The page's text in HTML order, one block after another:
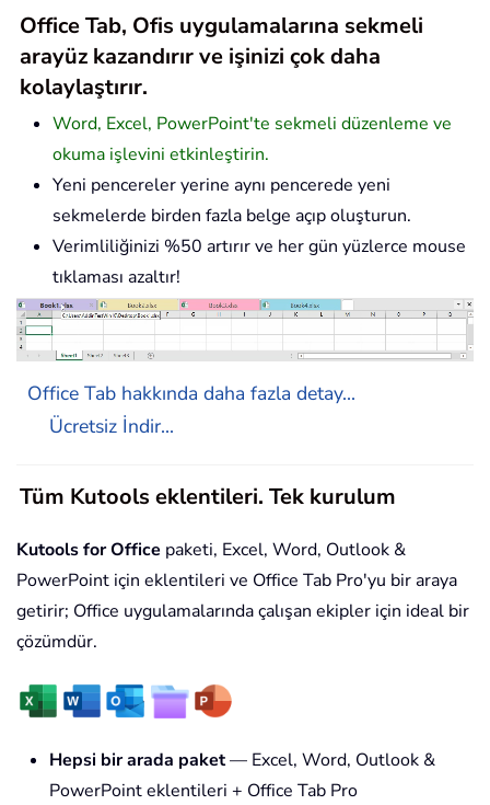
Office Tab, Ofis uygulamalarına sekmeli
arayüz kazandırır ve işinizi çok daha
kolaylaştırır.
Word, Excel, PowerPoint'te sekmeli düzenleme ve
okuma işlevini etkinleştirin.
Yeni pencereler yerine aynı pencerede yeni
sekmelerde birden fazla belge açıp oluşturun.
Verimliliğinizi %50 artırır ve her gün yüzlerce mouse
tıklaması azaltır!
Office Tab hakkında daha fazla detay...
Ücretsiz İndir...
Tüm Kutools eklentileri. Tek kurulum
Kutools for Office paketi, Excel, Word, Outlook &
PowerPoint için eklentileri ve Office Tab Pro'yu bir araya
getirir; Office uygulamalarında çalışan ekipler için ideal bir
çözümdür.
Hepsi bir arada paket— Excel, Word, Outlook &
PowerPoint eklentileri + Office Tab Pro